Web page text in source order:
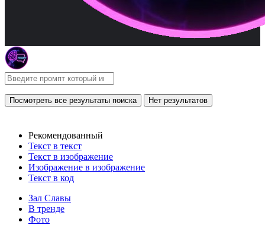
Посмотреть все результаты поиска Нет результатов
Рекомендованный
Текст в текст
Текст в изображение
Изображение в изображение
Текст в код
Зал Славы
В тренде
Фото